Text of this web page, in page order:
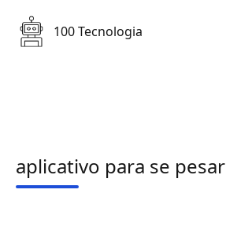
100 Tecnologia
aplicativo para se pesar